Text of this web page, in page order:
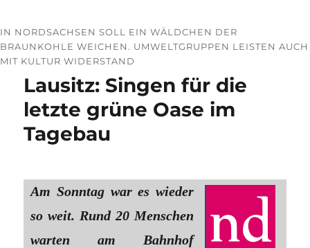
IN NORDSACHSEN SOLL EIN WÄLDCHEN DER
BRAUNKOHLE WEICHEN. UMWELTGRUPPEN LEISTEN AUCH
MIT KULTUR WIDERSTAND
Lausitz: Singen für die
letzte grüne Oase im
Tagebau
Am Sonntag war es wieder
so weit. Rund 20 Menschen
warten am Bahnhof